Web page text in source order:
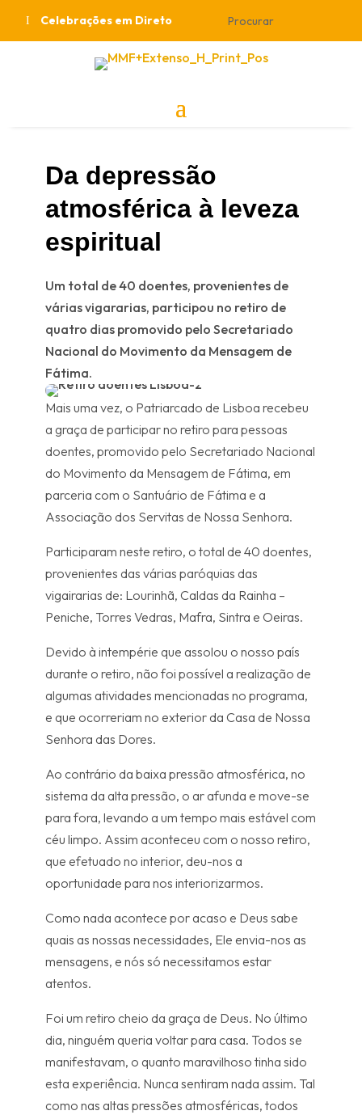
Celebrações em Direto
Da depressão
atmosférica à leveza
espiritual
Um total de 40 doentes, provenientes de
várias vigararias, participou no retiro de
quatro dias promovido pelo Secretariado
Nacional do Movimento da Mensagem de
Fátima.
Mais uma vez, o Patriarcado de Lisboa recebeu
a graça de participar no retiro para pessoas
doentes, promovido pelo Secretariado Nacional
do Movimento da Mensagem de Fátima, em
parceria com o Santuário de Fátima e a
Associação dos Servitas de Nossa Senhora.
Participaram neste retiro, o total de 40 doentes,
provenientes das várias paróquias das
vigairarias de: Lourinhã, Caldas da Rainha –
Peniche, Torres Vedras, Mafra, Sintra e Oeiras.
Devido à intempérie que assolou o nosso país
durante o retiro, não foi possível a realização de
algumas atividades mencionadas no programa,
e que ocorreriam no exterior da Casa de Nossa
Senhora das Dores.
Ao contrário da baixa pressão atmosférica, no
sistema da alta pressão, o ar afunda e move-se
para fora, levando a um tempo mais estável com
céu limpo. Assim aconteceu com o nosso retiro,
que efetuado no interior, deu-nos a
oportunidade para nos interiorizarmos.
Como nada acontece por acaso e Deus sabe
quais as nossas necessidades, Ele envia-nos as
mensagens, e nós só necessitamos estar
atentos.
Foi um retiro cheio da graça de Deus. No último
dia, ninguém queria voltar para casa. Todos se
manifestavam, o quanto maravilhoso tinha sido
esta experiência. Nunca sentiram nada assim. Tal
como nas altas pressões atmosféricas, todos